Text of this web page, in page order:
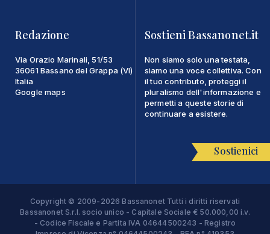
Redazione
Via Orazio Marinali, 51/53
36061 Bassano del Grappa (VI)
Italia
Google maps
Sostieni Bassanonet.it
Non siamo solo una testata,
siamo una voce collettiva. Con
il tuo contributo, proteggi il
pluralismo dell'informazione e
permetti a queste storie di
continuare a esistere.
Sostienici
Copyright © 2009-2026 Bassanonet Tutti i diritti riservati
Bassanonet S.r.l. socio unico - Capitale Sociale € 50.000,00 i.v.
- Codice Fiscale e Partita IVA 04644500243 - Registro